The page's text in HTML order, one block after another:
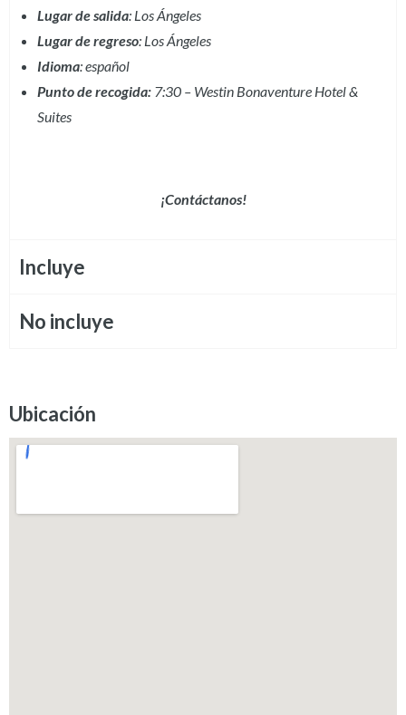
Lugarde salida: Los Ángeles
Lugar de regreso: Los Ángeles
Idioma: español
Punto de recogida: 7:30 – Westin Bonaventure Hotel &
Suites
¡Contáctanos!
Incluye
No incluye
Ubicación